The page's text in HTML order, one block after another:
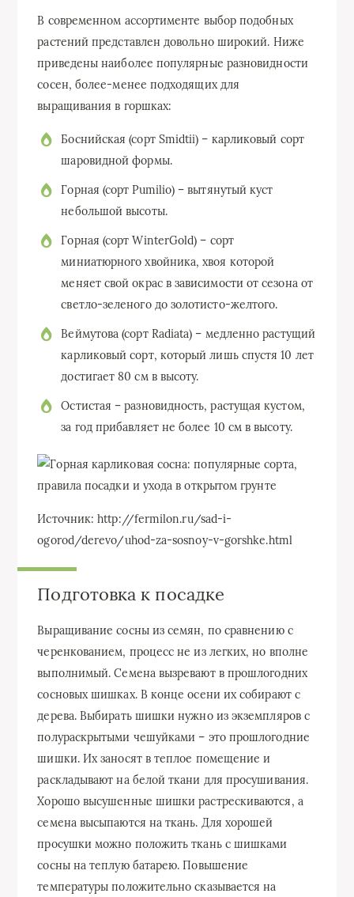
В современном ассортименте выбор подобных
растений представлен довольно широкий. Ниже
приведены наиболее популярные разновидности
сосен, более-менее подходящих для
выращивания в горшках:
Боснийская (сорт Smidtii) – карликовый сорт
шаровидной формы.
Горная (сорт Pumilio) – вытянутый куст
небольшой высоты.
Горная (сорт WinterGold) – сорт
миниатюрного хвойника, хвоя которой
меняет свой окрас в зависимости от сезона от
светло-зеленого до золотисто-желтого.
Веймутова (сорт Radiata) – медленно растущий
карликовый сорт, который лишь спустя 10 лет
достигает 80 см в высоту.
Остистая – разновидность, растущая кустом,
за год прибавляет не более 10 см в высоту.
Источник: http://fermilon.ru/sad-i-
ogorod/derevo/uhod-za-sosnoy-v-gorshke.html
Подготовка к посадке
Выращивание сосны из семян, по сравнению с
черенкованием, процесс не из легких, но вполне
выполнимый. Семена вызревают в прошлогодних
сосновых шишках. В конце осени их собирают с
дерева. Выбирать шишки нужно из экземпляров с
полураскрытыми чешуйками – это прошлогодние
шишки. Их заносят в теплое помещение и
раскладывают на белой ткани для просушивания.
Хорошо высушенные шишки растрескиваются, а
семена высыпаются на ткань. Для хорошей
просушки можно положить ткань с шишками
сосны на теплую батарею. Повышение
температуры положительно сказывается на